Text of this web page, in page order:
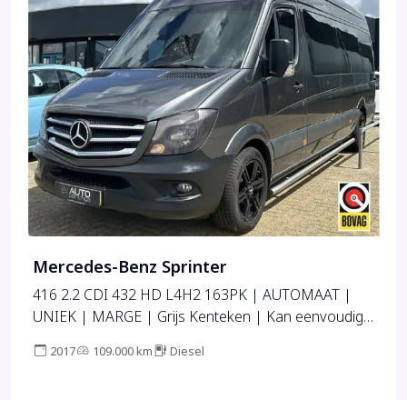
Mercedes-Benz Sprinter
416 2.2 CDI 432 HD L4H2 163PK | AUTOMAAT |
UNIEK | MARGE | Grijs Kenteken | Kan eenvoudig
wens worden ingebouwd | 18 Inch Lichtmetalen
2017 109.000 km Diesel